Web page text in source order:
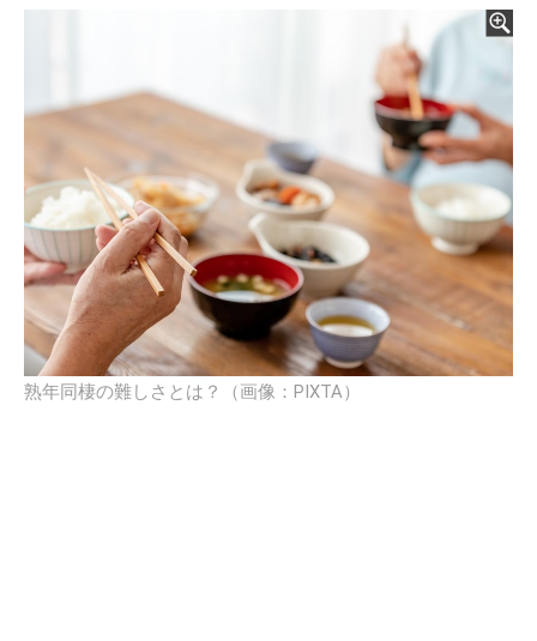
熟年同棲の難しさとは？（画像：PIXTA）